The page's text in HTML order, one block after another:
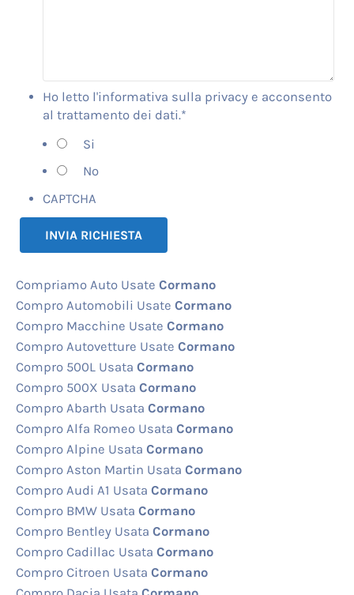
Ho letto l'informativa sulla privacy e acconsento
al trattamento dei dati.*
Si
No
CAPTCHA
Compriamo Auto Usate Cormano
Compro Automobili Usate Cormano
Compro Macchine Usate Cormano
Compro Autovetture Usate Cormano
Compro 500L Usata Cormano
Compro 500X Usata Cormano
Compro Abarth Usata Cormano
Compro Alfa Romeo Usata Cormano
Compro Alpine Usata Cormano
Compro Aston Martin Usata Cormano
Compro Audi A1 Usata Cormano
Compro BMW Usata Cormano
Compro Bentley Usata Cormano
Compro Cadillac Usata Cormano
Compro Citroen Usata Cormano